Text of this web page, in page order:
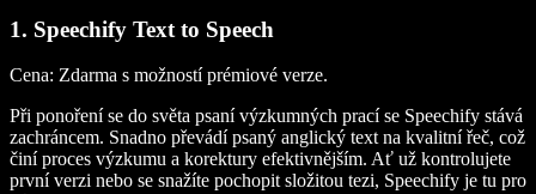
1. Speechify Text to Speech
Cena: Zdarma s možností prémiové verze.
Při ponoření se do světa psaní výzkumných prací se Speechify stává
zachráncem. Snadno převádí psaný anglický text na kvalitní řeč, což
činí proces výzkumu a korektury efektivnějším. Ať už kontrolujete
první verzi nebo se snažíte pochopit složitou tezi, Speechify je tu pro